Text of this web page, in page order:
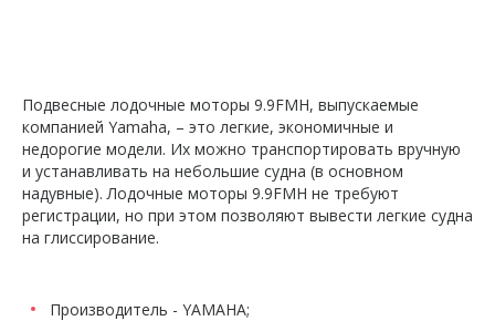
Подвесные лодочные моторы 9.9FMH, выпускаемые
компанией Yamaha, – это легкие, экономичные и
недорогие модели. Их можно транспортировать вручную
и устанавливать на небольшие судна (в основном
надувные). Лодочные моторы 9.9FMH не требуют
регистрации, но при этом позволяют вывести легкие судна
на глиссирование.
Производитель - YAMAHA;